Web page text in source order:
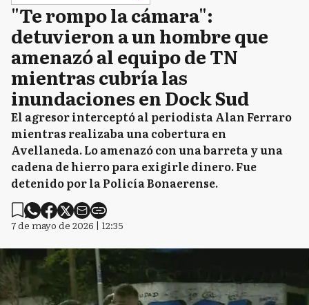
"Te rompo la cámara":
detuvieron a un hombre que
amenazó al equipo de TN
mientras cubría las
inundaciones en Dock Sud
El agresor interceptó al periodista Alan Ferraro
mientras realizaba una cobertura en
Avellaneda. Lo amenazó con una barreta y una
cadena de hierro para exigirle dinero. Fue
detenido por la Policía Bonaerense.
7 de mayo de 2026 | 12:35